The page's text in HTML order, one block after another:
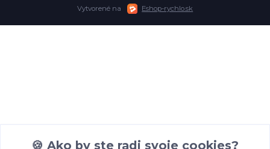
Vytvorené na
Eshop-rychlo.sk
🍪 Ako by ste radi svoje cookies?